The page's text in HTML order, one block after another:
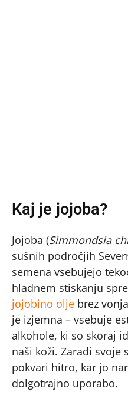
Kaj je jojoba?
Jojoba (Simmondsia
sušnih področjih
semena vsebujejo
hladnem stiskanju
jojobino olje brez
je izjemna – vsebuje
alkohole, ki so skoraj
naši koži. Zaradi
pokvari hitro, kar jo
dolgotrajno uporabo.